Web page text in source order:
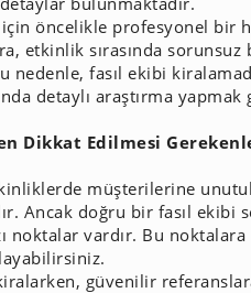
için öncelikle profesyonel bir
etkinlik sırasında
nedenle, fasıl ekibi
detaylı araştırma yapmak
Dikkat Edilmesi
müşterilerine
Ancak doğru bir fasıl ekibi
noktalar vardır. Bu
güvenilir